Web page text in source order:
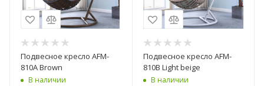
Подвесное кресло AFM-
810A Brown
В наличии
Подвесное кресло AFM-
810B Light beige
В наличии